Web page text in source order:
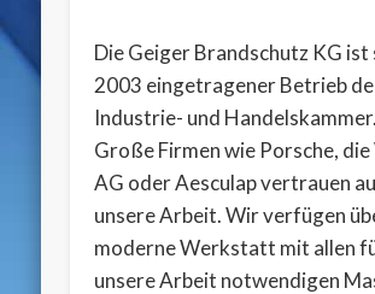
Die Geiger Brandschutz KG ist
2003 eingetragener Betrieb
Industrie- und Handelskammer.
Große Firmen wie Porsche,
AG oder Aesculap vertrauen
unsere Arbeit. Wir verfügen
moderne Werkstatt mit allen
unsere Arbeit notwendigen